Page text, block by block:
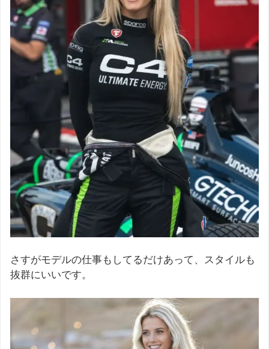
さすがモデルの仕事もしてるだけあって、スタイルも
抜群にいいです。